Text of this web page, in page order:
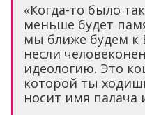
«Когда-то было
меньше будет
мы ближе будем к
несли
идеологию. Это
которой ты
носит имя палача